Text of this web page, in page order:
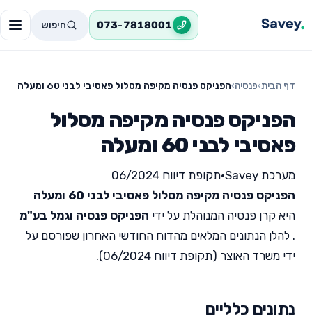
073-7818001 חיפוש
דף הבית›פנסיה›הפניקס פנסיה מקיפה מסלול פאסיבי לבני 60 ומעלה
הפניקס פנסיה מקיפה מסלול
פאסיבי לבני 60 ומעלה
מערכת Savey •תקופת דיווח 06/2024
הפניקס פנסיה מקיפה מסלול פאסיבי לבני 60 ומעלה
היא קרן פנסיה המנוהלת על ידי הפניקס פנסיה וגמל בע"מ
. להלן הנתונים המלאים מהדוח החודשי האחרון שפורסם על
ידי משרד האוצר (תקופת דיווח 06/2024).
נתונים כלליים